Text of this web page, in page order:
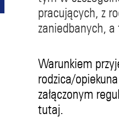
pracujących, z
zaniedbanych,
Warunkiem
rodzica/
załączonym
tutaj.